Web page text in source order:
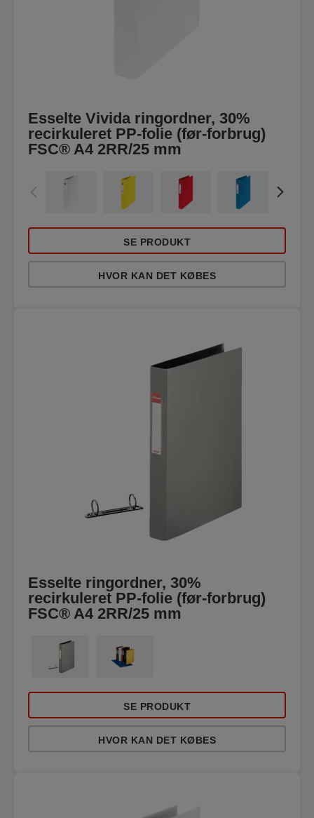
Esselte Vivida ringordner, 30%
recirkuleret PP-folie (før-forbrug)
FSC® A4 2RR/25 mm
SE PRODUKT
HVOR KAN DET KØBES
Esselte ringordner, 30%
recirkuleret PP-folie (før-forbrug)
FSC® A4 2RR/25 mm
SE PRODUKT
HVOR KAN DET KØBES